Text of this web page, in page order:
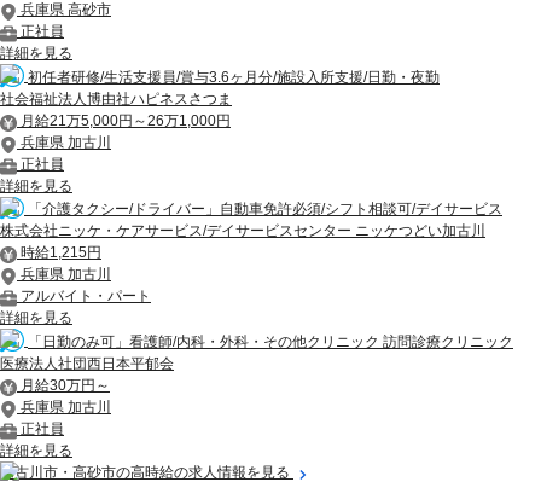
兵庫県 高砂市
正社員
詳細を見る
初任者研修/生活支援員/賞与3.6ヶ月分/施設入所支援/日勤・夜勤
社会福祉法人博由社ハピネスさつま
月給21万5,000円～26万1,000円
兵庫県 加古川
正社員
詳細を見る
「介護タクシー/ドライバー」自動車免許必須/シフト相談可/デイサービス
株式会社ニッケ・ケアサービス/デイサービスセンター ニッケつどい加古川
時給1,215円
兵庫県 加古川
アルバイト・パート
詳細を見る
「日勤のみ可」看護師/内科・外科・その他クリニック 訪問診療クリニック
医療法人社団西日本平郁会
月給30万円～
兵庫県 加古川
正社員
詳細を見る
加古川市・高砂市の高時給の求人情報を見る